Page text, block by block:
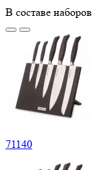
В составе наборов
71140